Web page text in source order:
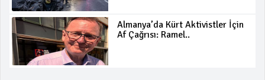
Almanya’da Kürt Aktivistler İçin
Af Çağrısı: Ramel..